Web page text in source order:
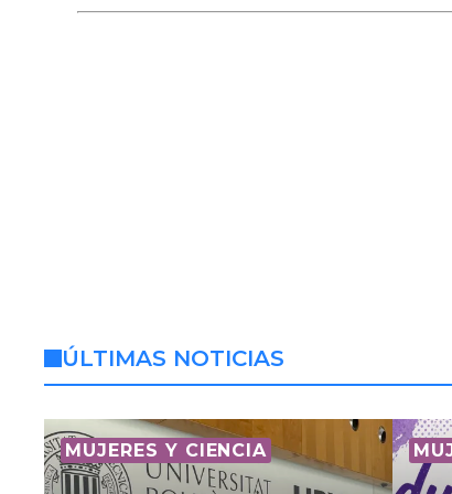
ÚLTIMAS NOTICIAS
MUJERES Y CIENCIA